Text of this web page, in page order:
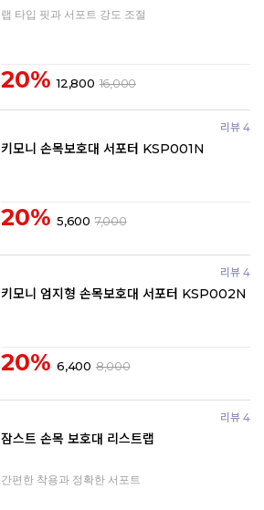
랩 타입 핏과 서포트 강도 조절
20% 12,800 16,000
리뷰 4
키모니 손목보호대 서포터 KSP001N
20% 5,600 7,000
리뷰 4
키모니 엄지형 손목보호대 서포터 KSP002N
20% 6,400 8,000
리뷰 4
잠스트 손목 보호대 리스트랩
간편한 착용과 정확한 서포트